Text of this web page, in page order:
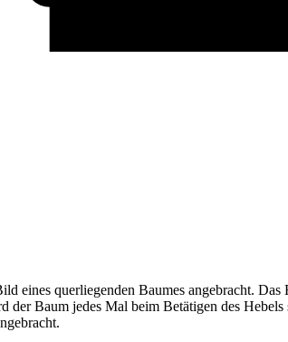
eines querliegenden Baumes angebracht.
Baum jedes Mal beim Betätigen des